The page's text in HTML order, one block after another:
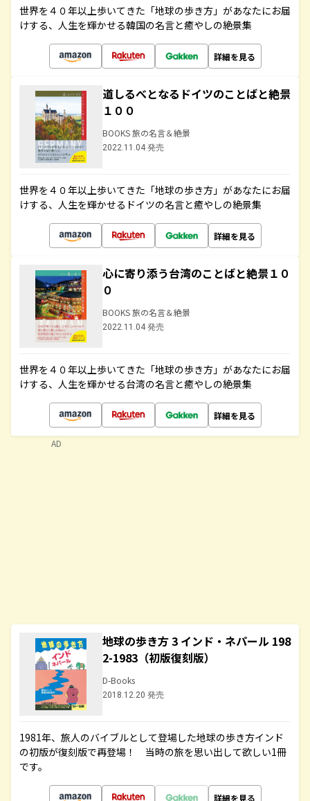
世界を４０年以上歩いてきた「地球の歩き方」があなたにお届
けする、人生を輝かせる韓国の名言と癒やしの絶景集
詳細を見る
道しるべとなるドイツのことばと絶景
１００
BOOKS 旅の名言＆絶景
2022.11.04 発売
世界を４０年以上歩いてきた「地球の歩き方」があなたにお届
けする、人生を輝かせるドイツの名言と癒やしの絶景集
詳細を見る
心に寄り添う台湾のことばと絶景１０
０
BOOKS 旅の名言＆絶景
2022.11.04 発売
世界を４０年以上歩いてきた「地球の歩き方」があなたにお届
けする、人生を輝かせる台湾の名言と癒やしの絶景集
詳細を見る
地球の歩き方 3 インド・ネパール 198
2-1983（初版復刻版）
D-Books
2018.12.20 発売
1981年、旅人のバイブルとして登場した地球の歩き方インド
の初版が復刻版で再登場！ 当時の旅を思い出して欲しい1冊
です。
詳細を見る
AD